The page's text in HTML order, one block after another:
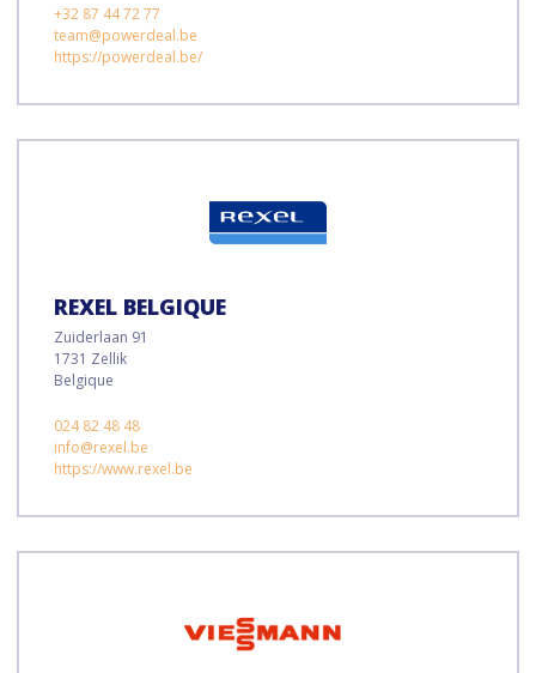
+32 87 44 72 77
team@powerdeal.be
https://powerdeal.be/
REXEL BELGIQUE
Zuiderlaan 91
1731 Zellik
Belgique
024 82 48 48
info@rexel.be
https://www.rexel.be